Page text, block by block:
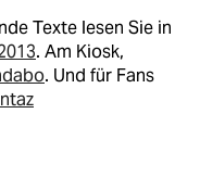
Texte lesen Sie in
. Am Kiosk,
. Und für Fans